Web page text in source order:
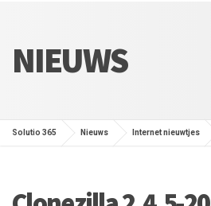
NIEUWS
Solutio 365 Nieuws Internet nieuwtjes